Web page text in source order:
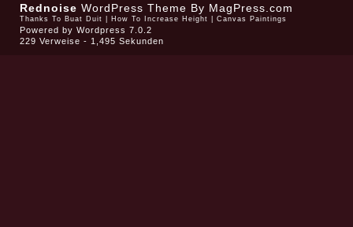
Rednoise WordPress Theme By MagPress.com
Thanks To Buat Duit How To Increase Height Canvas Paintings
Powered by Wordpress 7.0.2
229 Verweise - 1,495 Sekunden